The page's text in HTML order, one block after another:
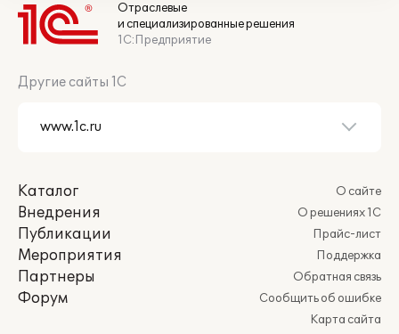
Отраслевые
и специализированные решения
1С:Предприятие
Другие сайты 1С
Каталог
Внедрения
Публикации
Мероприятия
Партнеры
Форум
О сайте
О решениях 1С
Прайс-лист
Поддержка
Обратная связь
Сообщить об ошибке
Карта сайта